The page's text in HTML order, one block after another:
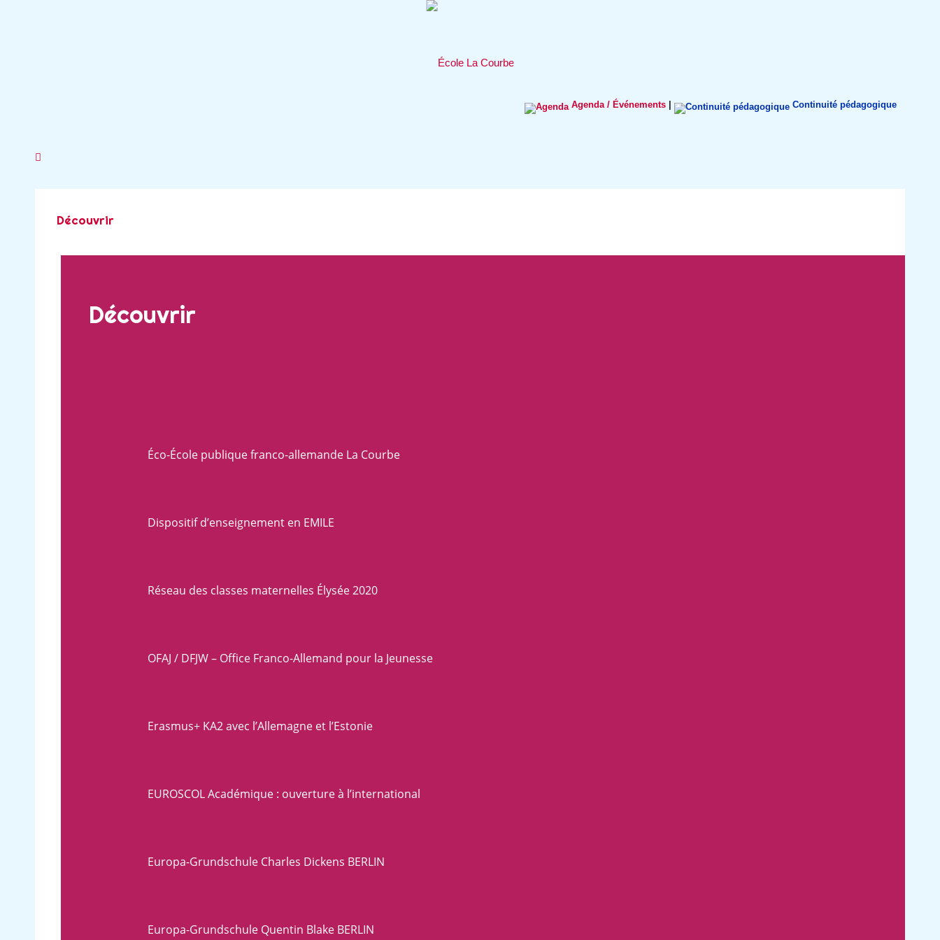
Agenda / Événements Continuité pédagogique
Découvrir
Découvrir
Éco-École publique franco-allemande La Courbe
Dispositif d’enseignement en EMILE
Réseau des classes maternelles Élysée 2020
OFAJ / DFJW – Office Franco-Allemand pour la Jeunesse
Erasmus+ KA2 avec l’Allemagne et l’Estonie
EUROSCOL Académique : ouverture à l’international
Europa-Grundschule Charles Dickens BERLIN
Europa-Grundschule Quentin Blake BERLIN